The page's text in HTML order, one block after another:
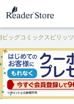
ビッグコミックスピリッツ